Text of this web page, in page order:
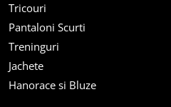
Tricouri
Pantaloni Scurti
Treninguri
Jachete
Hanorace si Bluze